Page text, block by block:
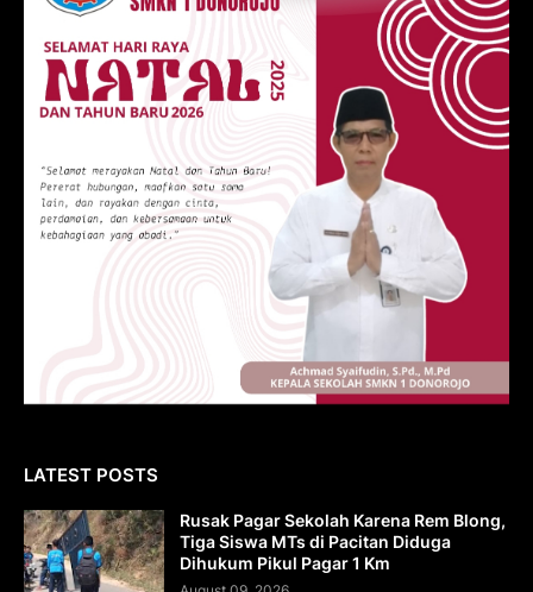
LATEST POSTS
Rusak Pagar Sekolah Karena Rem Blong,
Tiga Siswa MTs di Pacitan Diduga
Dihukum Pikul Pagar 1 Km